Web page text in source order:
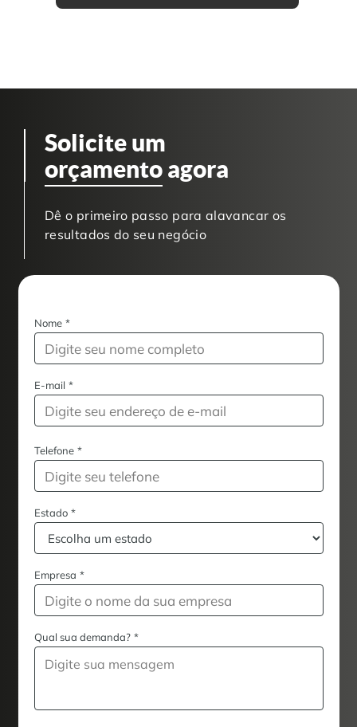
Solicite um
orçamento agora
Dê o primeiro passo para alavancar os
resultados do seu negócio
Nome *
E-mail *
Telefone *
Estado *
Empresa *
Qual sua demanda? *